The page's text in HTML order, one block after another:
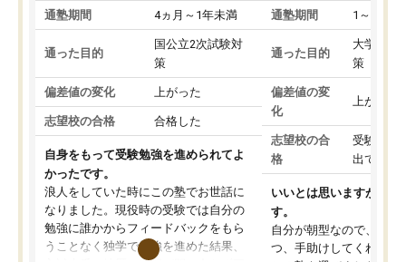
通塾期間 4ヵ月～1年未満
通った目的
国公立2次試験対
策
偏差値の変化 上がった
志望校の合格 合格した
自身をもって受験勉強を進められてよ
かったです。
浪人をしていた時にこの塾でお世話に
なりました。現役時の受験では自分の
勉強に誰かからフィードバックをもら
うことなく独学で勉強を進めた結果、
通塾期間 1～3ヵ月
通った目的
大学入学
策
偏差値の変
化
上がった
志望校の合
格
受験して
出ていな
いいとは思いますが、料
す。
自分が朝型なので、自習
つ、手助けしてくれる設